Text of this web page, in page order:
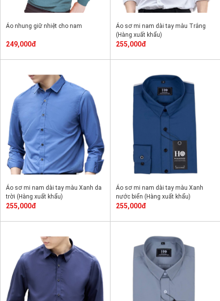
Áo nhung giữ nhiệt cho nam
249,000đ
Áo sơ mi nam dài tay màu Trắng
(Hàng xuất khẩu)
255,000đ
Áo sơ mi nam dài tay màu Xanh da
trời (Hàng xuất khẩu)
255,000đ
Áo sơ mi nam dài tay màu Xanh
nước biển (Hàng xuất khẩu)
255,000đ